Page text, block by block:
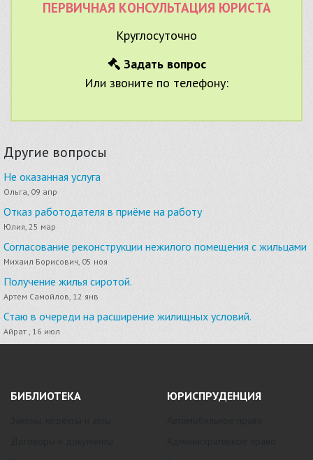
ПЕРВИЧНАЯ КОНСУЛЬТАЦИЯ ЮРИСТА
Круглосуточно
Задать вопрос
Или звоните по телефону:
Другие вопросы
Не оказанная услуга
Ольга, 09 апр
Отказ работодателя в приёме на работу
Юлия, 25 мар
Согласование реконструкции нежилого помещения с жильцами
Михаил Борисович, 05 ноя
Получение жилья сиротой.
Артем Самойлов, 12 янв
Стаю в очереди на расширение жилищных условий.
Айрат , 16 июл
БИБЛИОТЕКА ЮРИСПРУДЕНЦИЯ